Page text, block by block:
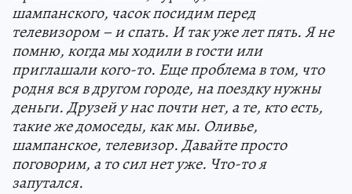
шампанского, часок посидим перед
телевизором – и спать. И так уже лет пять. Я не
помню, когда мы ходили в гости или
приглашали кого-то. Еще проблема в том, что
родня вся в другом городе, на поездку нужны
деньги. Друзей у нас почти нет, а те, кто есть,
такие же домоседы, как мы. Оливье,
шампанское, телевизор. Давайте просто
поговорим, а то сил нет уже. Что-то я
запутался.